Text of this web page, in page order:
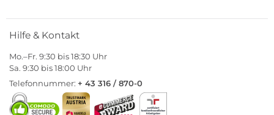
Hilfe & Kontakt
Mo.–Fr. 9:30 bis 18:30 Uhr
Sa. 9:30 bis 18:00 Uhr
Telefonnummer: + 43 316 / 870-0